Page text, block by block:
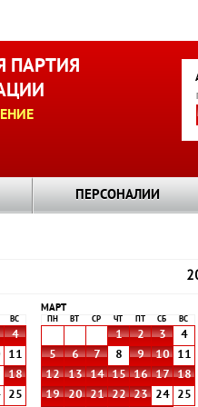
ПАРТИЯ
ПЕРСОНАЛИИ
ВС
4
11
18
25
МАРТ
ПН ВТ СР ЧТ СБ ВС
1 2 3
4
5
6 7 8 9 10
11
12
13 14 15 16 17
18
19
20 21 22 23 24
25